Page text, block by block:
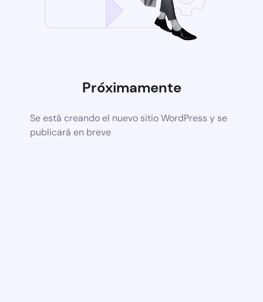
Próximamente
Se está creando el nuevo sitio WordPress y se
publicará en breve